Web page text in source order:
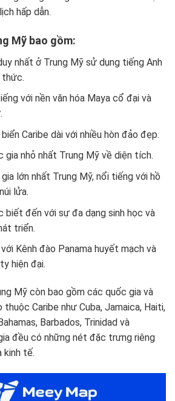
hấp dẫn.
Mỹ bao gồm:
nhất ở Trung Mỹ sử dụng tiếng Anh
thức.
với nền văn hóa Maya cổ đại và
Caribe dài với nhiều hòn đảo đẹp.
gia nhỏ nhất Trung Mỹ về diện tích.
lớn nhất Trung Mỹ, nổi tiếng với hồ
lửa.
đến với sự đa dạng sinh học và
triển.
Kênh đào Panama huyết mạch và
hiện đại.
Mỹ còn bao gồm các quốc gia và
thuộc Caribe như Cuba, Jamaica, Haiti,
Barbados, Trinidad và
đều có những nét đặc trưng riêng
kinh tế.